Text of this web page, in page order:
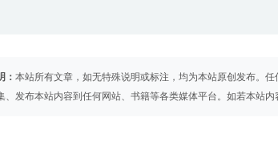
： 本站所有文章，如无特殊说明或标注，均为本站原创发布。
、发布本站内容到任何网站、书籍等各类媒体平台。如若本站